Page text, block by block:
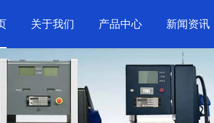
关于我们 产品中心 新闻资讯